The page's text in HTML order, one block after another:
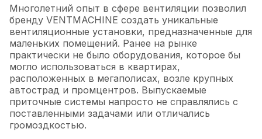
Многолетний опыт в сфере вентиляции позволил
бренду VENTMACHINE создать уникальные
вентиляционные установки, предназначенные для
маленьких помещений. Ранее на рынке
практически не было оборудования, которое бы
могло использоваться в квартирах,
расположенных в мегаполисах, возле крупных
автострад и промцентров. Выпускаемые
приточные системы напросто не справлялись с
поставленными задачами или отличались
громоздкостью.